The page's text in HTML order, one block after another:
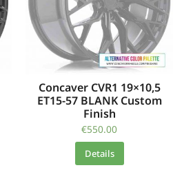
Concaver CVR1 19×10,5
ET15-57 BLANK Custom
Finish
€550.00
Details